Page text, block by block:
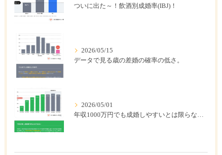
ついに出た～！飲酒別成婚率(IBJ)！
2026/05/15
データで見る歳の差婚の確率の低さ。
2026/05/01
年収1000万円でも成婚しやすいとは限らない? 「年収帯別の成婚率」のリアル